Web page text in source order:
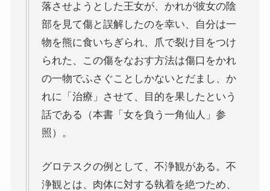
スターリンとヒトラーの虐殺・ホロコースト
冷戦世界の歴史・思想・文学に学ぶ
現代ロシアとロシア・ウクライナ戦争
ボスニア紛争とルワンダ虐殺の悲劇～冷戦後の国際
マルクス・エンゲルス研究
落させようとした王女が、かれが彼女の陰
部を見て傷と誤解したのを幸い、自分は一
物を熊に食いちぎられ、爪で裂け目をつけ
られた、この傷をなおす方法は傷口をかれ
の一物でふさぐことしかないとだまし、か
れに「治療」させて、目的を果したという
話である（本書「女を負う一角仙人」参
照）。
グロテスクの例として、不浄観がある。不
浄観とは、肉体に対する執着を絶つため、